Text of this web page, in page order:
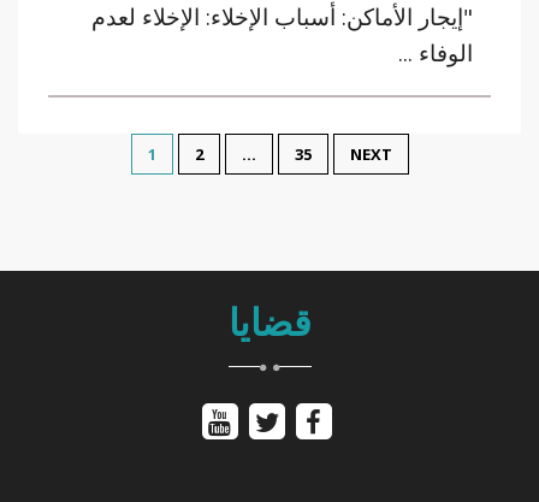
"إيجار الأماكن: أسباب الإخلاء: الإخلاء لعدم
الوفاء ...
1 2 … 35 NEXT
قضايا